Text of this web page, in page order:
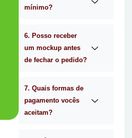
mínimo?
6. Posso receber
um mockup antes
de fechar o pedido?
7. Quais formas de
pagamento vocês
aceitam?